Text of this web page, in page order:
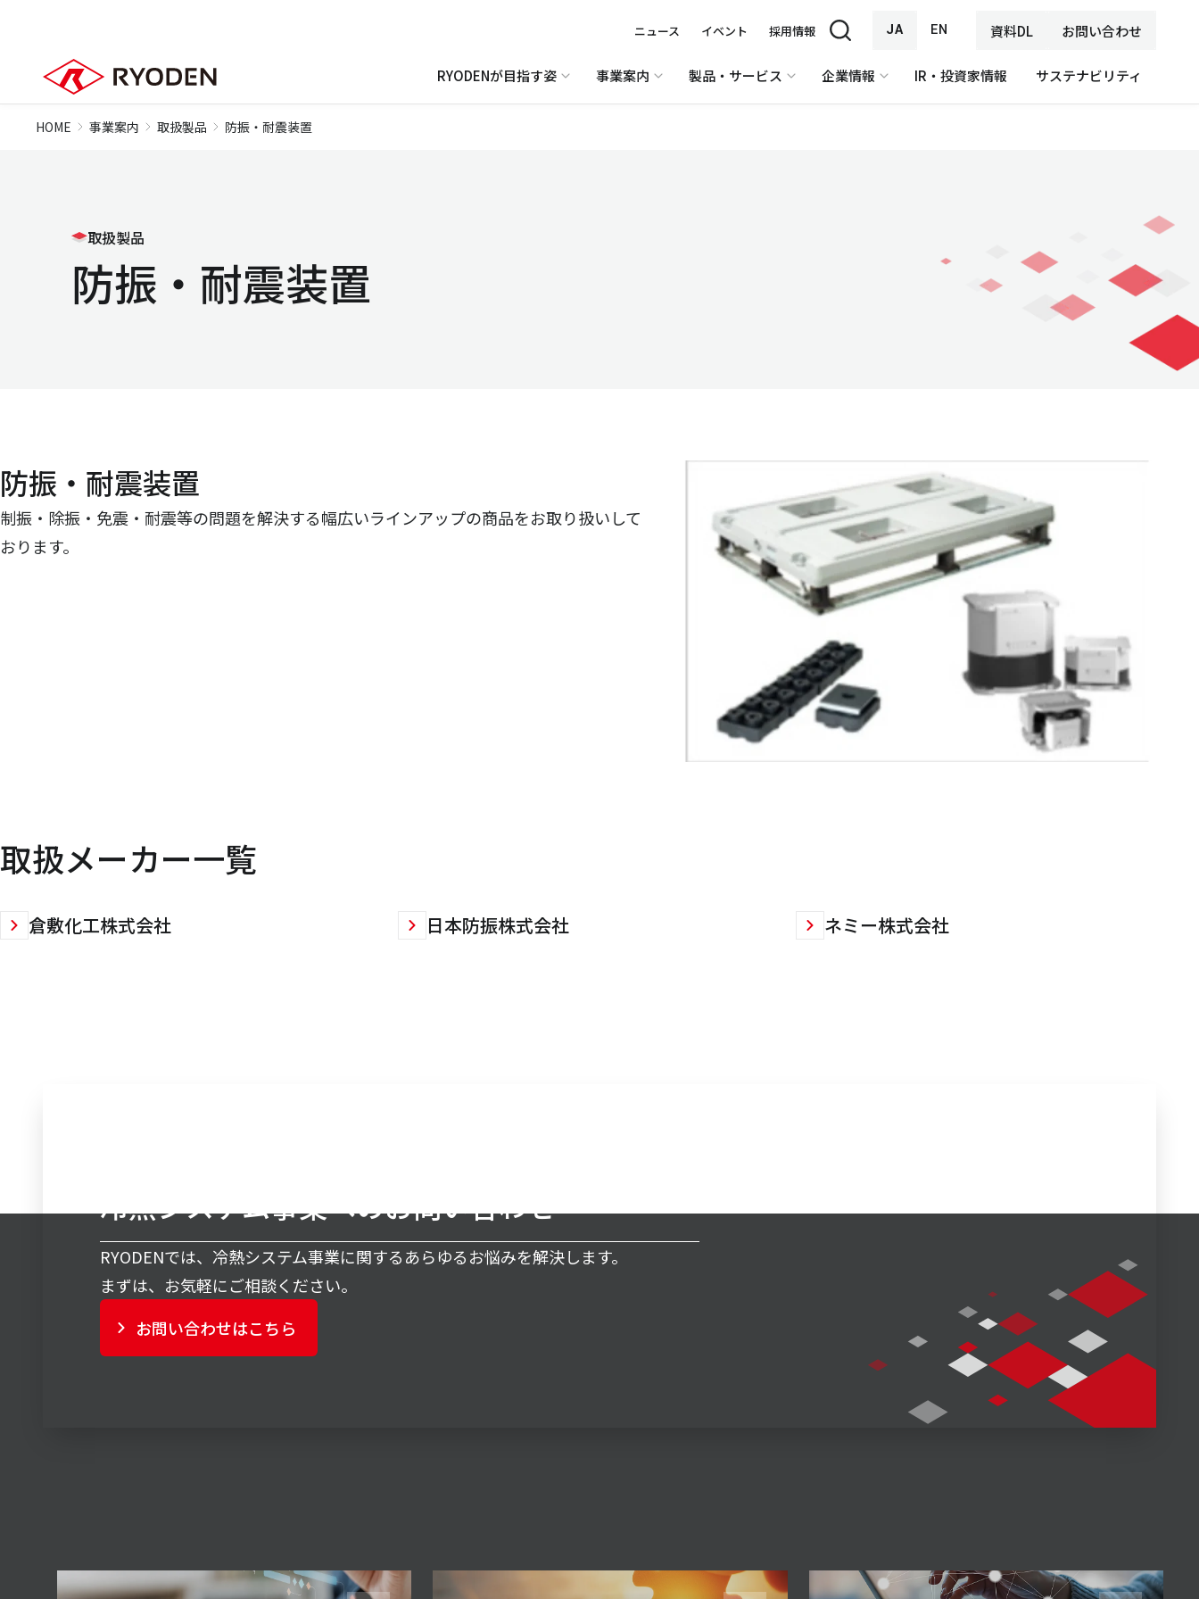
ニュース イベント 採用情報 JA EN 資料DL お問い合わせ
RYODENが目指す姿 事業案内 製品・サービス 企業情報 IR・投資家情報 サステナビリティ
HOME 事業案内 取扱製品 防振・耐震装置
取扱製品
防振・耐震装置
防振・耐震装置
制振・除振・免震・耐震等の問題を解決する幅広いラインアップの商品をお取り扱いして
おります。
取扱メーカー一覧
倉敷化工株式会社 日本防振株式会社 ネミー株式会社
冷熱システム事業へのお問い合わせ
RYODENでは、冷熱システム事業に関するあらゆるお悩みを解決します。
まずは、お気軽にご相談ください。
お問い合わせはこちら